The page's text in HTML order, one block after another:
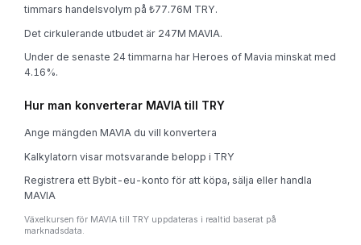
timmars handelsvolym på ₺77.76M TRY.
Det cirkulerande utbudet är 247M MAVIA.
Under de senaste 24 timmarna har Heroes of Mavia minskat med
4.16%.
Hur man konverterar MAVIA till TRY
Ange mängden MAVIA du vill konvertera
Kalkylatorn visar motsvarande belopp i TRY
Registrera ett Bybit-eu-konto för att köpa, sälja eller handla
MAVIA
Växelkursen för MAVIA till TRY uppdateras i realtid baserat på
marknadsdata.